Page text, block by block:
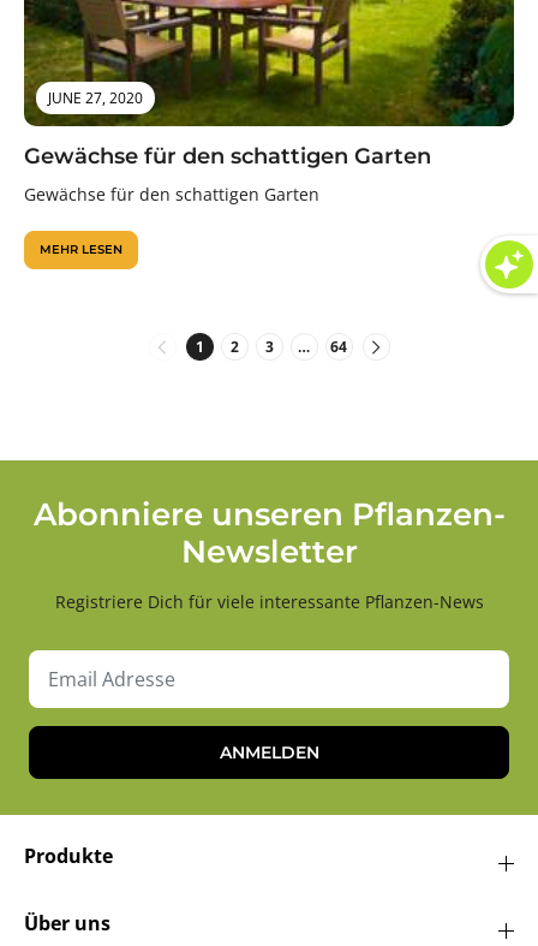
JUNE 27, 2020
Gewächse für den schattigen Garten
Gewächse für den schattigen Garten
MEHR LESEN
1 2 3 … 64
Abonniere unseren Pflanzen-
Newsletter
Registriere Dich für viele interessante Pflanzen-News
ANMELDEN
Produkte
Über uns